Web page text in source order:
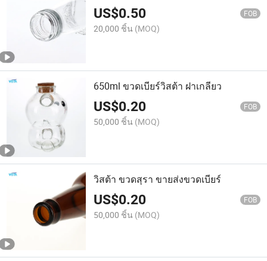
US$0.50 FOB
20,000 ชิ้น (MOQ)
650ml ขวดเบียร์วิสต้า ฝาเกลียว
US$0.20 FOB
50,000 ชิ้น (MOQ)
วิสต้า ขวดสุรา ขายส่งขวดเบียร์
US$0.20 FOB
50,000 ชิ้น (MOQ)